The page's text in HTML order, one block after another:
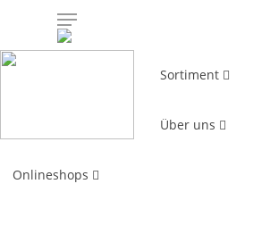
Sortiment
Über uns
Onlineshops
Kinder, Schule &